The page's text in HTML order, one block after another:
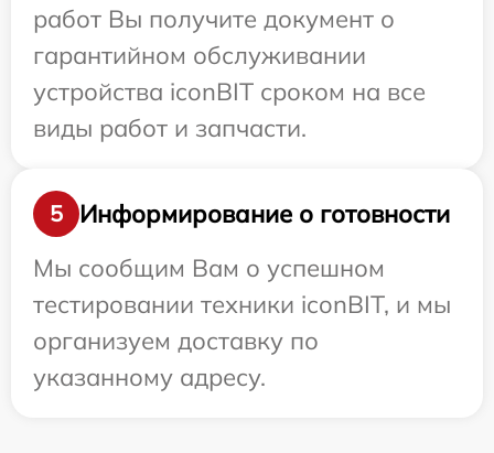
работ Вы получите документ о
гарантийном обслуживании
устройства iconBIT сроком на все
виды работ и запчасти.
5
Информирование о готовности
Мы сообщим Вам о успешном
тестировании техники iconBIT, и мы
организуем доставку по
указанному адресу.